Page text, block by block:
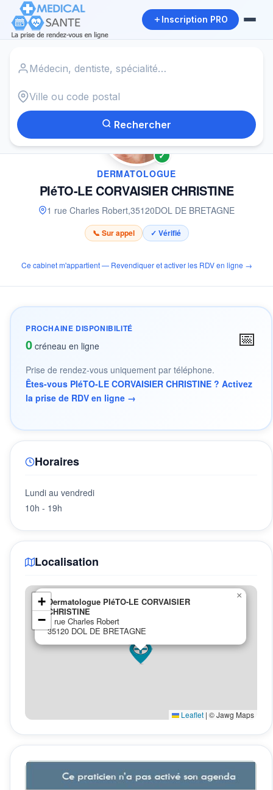
Inscription PRO
Rechercher
PIéTO-LE CORVAISIER CHRISTINE
✓
DERMATOLOGUE
PIéTO-LE CORVAISIER CHRISTINE
1 rue Charles Robert,35120DOL DE BRETAGNE
📞 Sur appel ✓ Vérifié
Ce cabinet m'appartient — Revendiquer et activer les RDV en ligne →
PROCHAINE DISPONIBILITÉ
0 créneau en ligne 📅
Prise de rendez-vous uniquement par téléphone.
Êtes-vous PIéTO-LE CORVAISIER CHRISTINE ? Activez
la prise de RDV en ligne →
Horaires
Lundi au vendredi
10h - 19h
Localisation
Dermatologue PIéTO-LE CORVAISIER
CHRISTINE
1 rue Charles Robert
35120 DOL DE BRETAGNE
×
+
−
Leaflet | © Jawg Maps